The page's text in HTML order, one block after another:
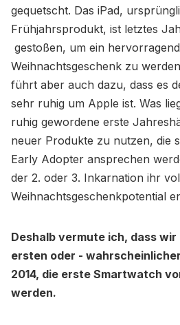
gequetscht. Das iPad,
Frühjahrsprodukt, ist letztes
gestoßen, um ein
Weihnachtsgeschenk zu
führt aber auch dazu, dass es
sehr ruhig um Apple ist. Was
ruhig gewordene erste
neuer Produkte zu nutzen, die
Early Adopter ansprechen
der 2. oder 3. Inkarnation ihr
Weihnachtsgeschenkpotential
Deshalb vermute ich, dass wir
ersten oder -
2014, die erste Smartwatch
werden.